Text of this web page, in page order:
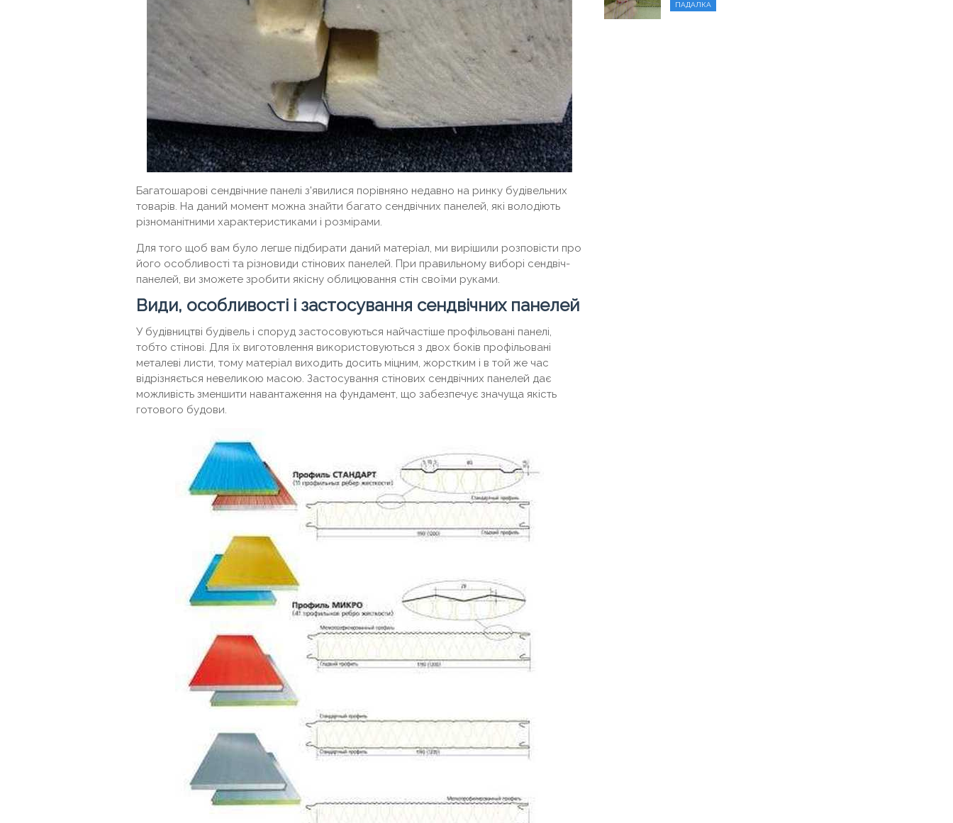
Багатошарові сендвічние панелі з'явилися порівняно недавно на ринку будівельних
товарів. На даний момент можна знайти багато сендвічних панелей, які володіють
різноманітними характеристиками і розмірами.
Для того щоб вам було легше підбирати даний матеріал, ми вирішили розповісти про
його особливості та різновиди стінових панелей. При правильному виборі сендвіч-
панелей, ви зможете зробити якісну облицювання стін своїми руками.
Види, особливості і застосування сендвічних панелей
У будівництві будівель і споруд застосовуються найчастіше профільовані панелі,
тобто стінові. Для їх виготовлення використовуються з двох боків профільовані
металеві листи, тому матеріал виходить досить міцним, жорстким і в той же час
відрізняється невеликою масою. Застосування стінових сендвічних панелей дає
можливість зменшити навантаження на фундамент, що забезпечує значуща якість
готового будови.
ПАДАЛКА